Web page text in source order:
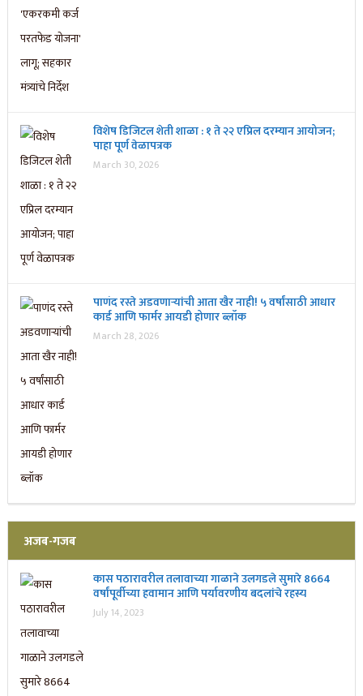
विशेष डिजिटल शेती शाळा : १ ते २२ एप्रिल दरम्यान आयोजन;
पाहा पूर्ण वेळापत्रक
March 30, 2026
पाणंद रस्ते अडवणाऱ्यांची आता खैर नाही! ५ वर्षांसाठी आधार
कार्ड आणि फार्मर आयडी होणार ब्लॉक
March 28, 2026
अजब-गजब
कास पठारावरील तलावाच्या गाळाने उलगडले सुमारे 8664
वर्षांपूर्वीच्या हवामान आणि पर्यावरणीय बदलांचे रहस्य
July 14, 2023